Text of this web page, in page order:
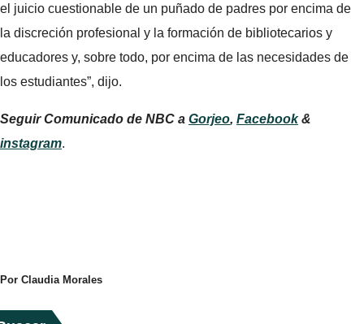
el juicio cuestionable de un puñado de padres por encima de
la discreción profesional y la formación de bibliotecarios y
educadores y, sobre todo, por encima de las necesidades de
los estudiantes”, dijo.
SeguirComunicado de NBC a Gorjeo, Facebook&
instagram.
Por Claudia Morales